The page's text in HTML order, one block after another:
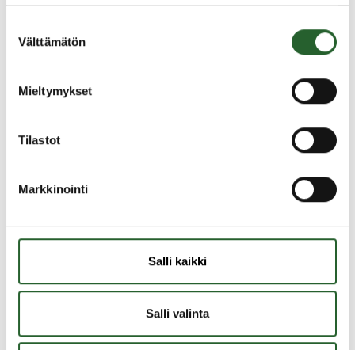
valinta
Välttämätön
Mieltymykset
Tilastot
Markkinointi
Salli kaikki
Salli valinta
Hallintojohtaja